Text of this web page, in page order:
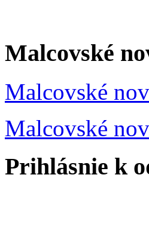
Malcovské
Malcovské
Malcovské
Prihlásnie k